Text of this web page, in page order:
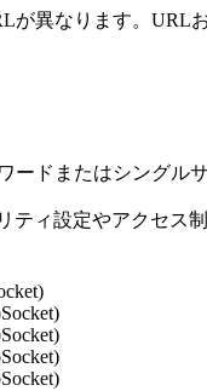
異なります。URL
ドまたはシングル
ティ設定やアクセス